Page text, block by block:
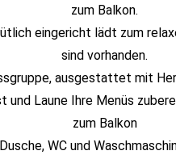
zum Balkon.
eingericht lädt zum
sind vorhanden.
ausgestattet mit
und Laune Ihre Menüs
zum Balkon
WC und